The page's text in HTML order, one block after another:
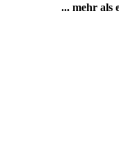
... mehr als